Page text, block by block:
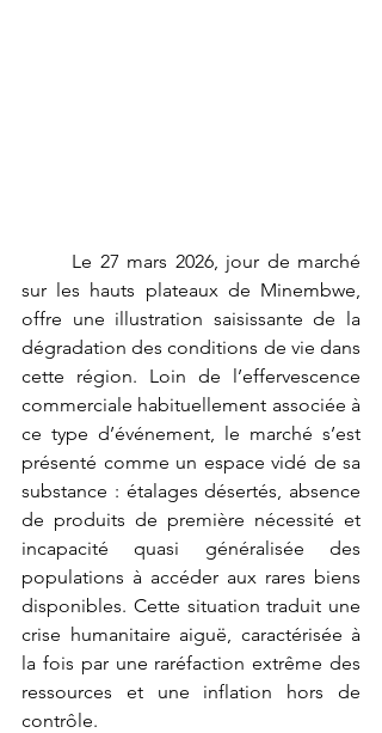
sur les hauts plateaux de Minembwe,
offre une illustration saisissante de la
dégradation des conditions de vie dans
cette région. Loin de l’effervescence
commerciale habituellement associée à
ce type d’événement, le marché s’est
présenté comme un espace vidé de sa
substance : étalages désertés, absence
de produits de première nécessité et
incapacité quasi généralisée des
populations à accéder aux rares biens
disponibles. Cette situation traduit une
crise humanitaire aiguë, caractérisée à
la fois par une raréfaction extrême des
ressources et une inflation hors de
contrôle.